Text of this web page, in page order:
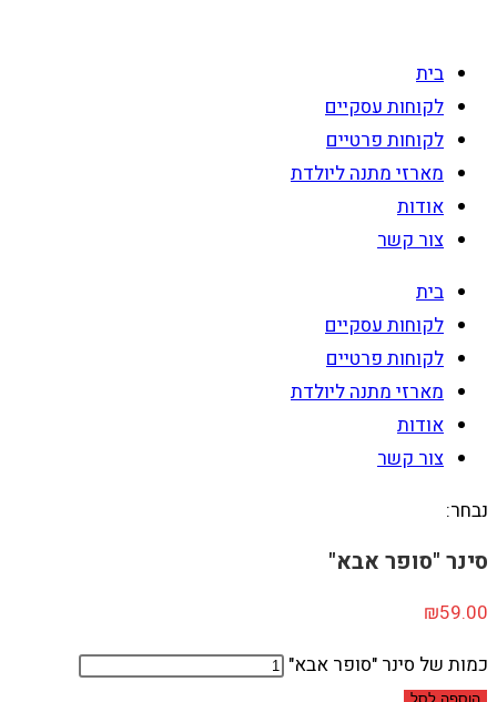
בית
לקוחות עסקיים
לקוחות פרטיים
מארזי מתנה ליולדת
אודות
צור קשר
בית
לקוחות עסקיים
לקוחות פרטיים
מארזי מתנה ליולדת
אודות
צור קשר
נבחר:
סינר "סופר אבא"
₪59.00
כמות של סינר "סופר אבא"